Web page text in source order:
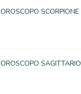
OROSCOPO SCORPIONE
OROSCOPO SAGITTARIO